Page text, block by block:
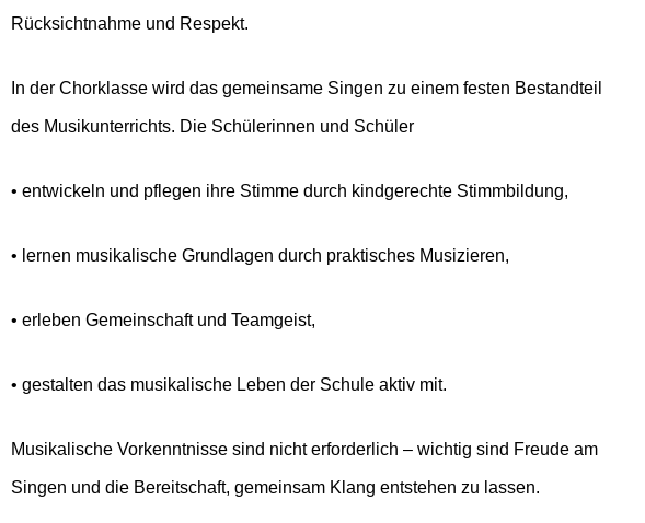
Rücksichtnahme und Respekt.
In der Chorklasse wird das gemeinsame Singen zu einem festen Bestandteil
des Musikunterrichts. Die Schülerinnen und Schüler
• entwickeln und pflegen ihre Stimme durch kindgerechte Stimmbildung,
• lernen musikalische Grundlagen durch praktisches Musizieren,
• erleben Gemeinschaft und Teamgeist,
• gestalten das musikalische Leben der Schule aktiv mit.
Musikalische Vorkenntnisse sind nicht erforderlich – wichtig sind Freude am
Singen und die Bereitschaft, gemeinsam Klang entstehen zu lassen.